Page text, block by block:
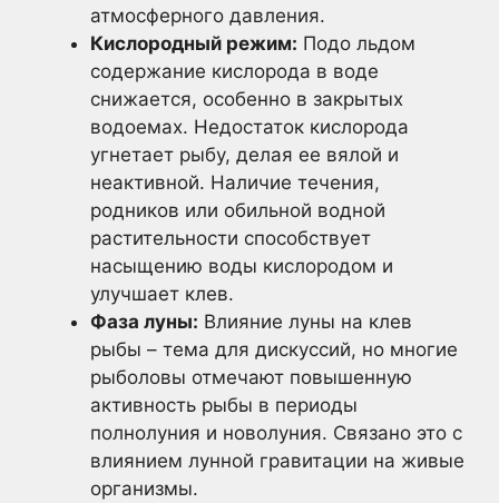
атмосферного давления.
Кислородный режим: Подо льдом
содержание кислорода в воде
снижается, особенно в закрытых
водоемах. Недостаток кислорода
угнетает рыбу, делая ее вялой и
неактивной. Наличие течения,
родников или обильной водной
растительности способствует
насыщению воды кислородом и
улучшает клев.
Фаза луны: Влияние луны на клев
рыбы – тема для дискуссий, но многие
рыболовы отмечают повышенную
активность рыбы в периоды
полнолуния и новолуния. Связано это с
влиянием лунной гравитации на живые
организмы.